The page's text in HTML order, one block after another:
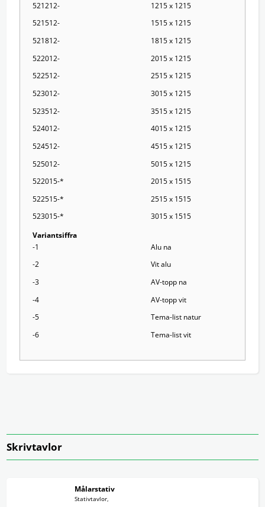
521212-
521512-
521812-
522012-
522512-
523012-
523512-
524012-
524512-
525012-
522015-*
522515-*
523015-*
1215 x 1215
1515 x 1215
1815 x 1215
2015 x 1215
2515 x 1215
3015 x 1215
3515 x 1215
4015 x 1215
4515 x 1215
5015 x 1215
2015 x 1515
2515 x 1515
3015 x 1515
Variantsiffra
-1
-2
-3
-4
-5
-6
Alu na
Vit alu
AV-topp na
AV-topp vit
Tema-list natur
Tema-list vit
Skrivtavlor
Målarstativ
Stativtavlor,